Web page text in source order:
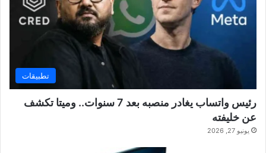
تطبيقات
رئيس واتساب يغادر منصبه بعد 7 سنوات.. وميتا تكشف
عن خليفته
يونيو 27, 2026